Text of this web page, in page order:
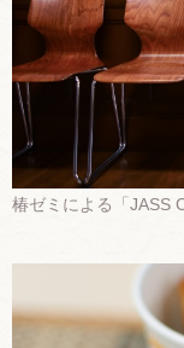
椿ゼミによる「JASS